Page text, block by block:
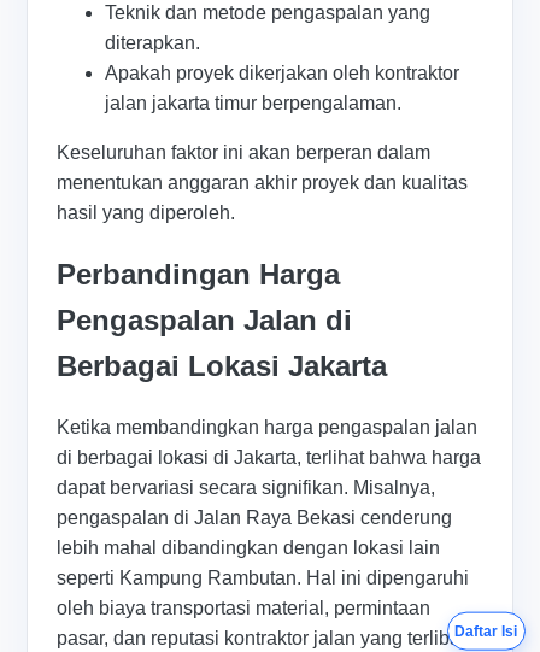
Teknik dan metode pengaspalan yang
diterapkan.
Apakah proyek dikerjakan oleh kontraktor
jalan jakarta timur berpengalaman.
Keseluruhan faktor ini akan berperan dalam
menentukan anggaran akhir proyek dan kualitas
hasil yang diperoleh.
Perbandingan Harga
Pengaspalan Jalan di
Berbagai Lokasi Jakarta
Ketika membandingkan harga pengaspalan jalan
di berbagai lokasi di Jakarta, terlihat bahwa harga
dapat bervariasi secara signifikan. Misalnya,
pengaspalan di Jalan Raya Bekasi cenderung
lebih mahal dibandingkan dengan lokasi lain
seperti Kampung Rambutan. Hal ini dipengaruhi
oleh biaya transportasi material, permintaan
pasar, dan reputasi kontraktor jalan yang terlibat.Daftar Isi